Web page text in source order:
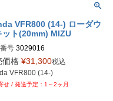
VFR800 (14-) ローダウ
ット(20mm) MIZU
号 3029016
価格 ¥31,300税込
VFR800 (14-)
1～2ヶ月